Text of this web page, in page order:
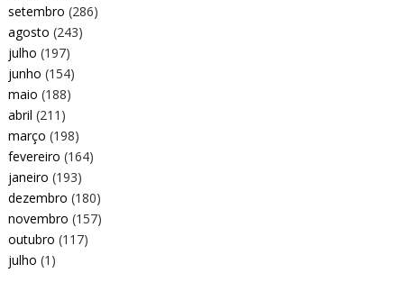
setembro (286)
agosto (243)
julho (197)
junho (154)
maio (188)
abril (211)
março (198)
fevereiro (164)
janeiro (193)
dezembro (180)
novembro (157)
outubro (117)
julho (1)